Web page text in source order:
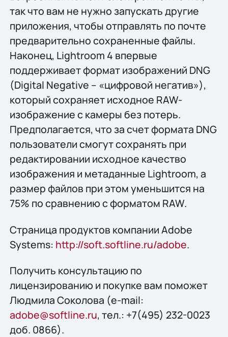
так что вам не нужно запускать другие
приложения, чтобы отправлять по почте
предварительно сохраненные файлы.
Наконец, Lightroom 4 впервые
поддерживает формат изображений DNG
(Digital Negative – «цифровой негатив»),
который сохраняет исходное RAW-
изображение с камеры без потерь.
Предполагается, что за счет формата DNG
пользователи смогут сохранять при
редактировании исходное качество
изображения и метаданные Lightroom, а
размер файлов при этом уменьшится на
75% по сравнению с форматом RAW.
Страница продуктов компании Adobe
Systems: http://soft.softline.ru/adobe.
Получить конcультацию по
лицензированию и покупке вам поможет
Людмила Соколова (e-mail:
adobe@softline.ru, тел.: +7(495) 232-0023
доб. 0866).